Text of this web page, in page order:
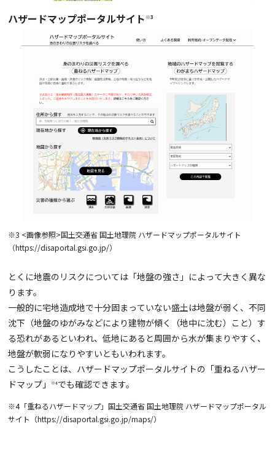
ハザードマップポータルサイト ※3
※3 <画像参照>国土交通省 国土地理院 ハザードマップポータルサイト
（https://disaportal.gsi.go.jp/）
とくに地震のリスクについては「地盤の強さ」によって大きく異な
ります。
一般的に宅地造成地で十分固まっていない盛土は地盤が弱く、不同
沈下（地盤のゆがみなどにより建物が傾く（地中に沈む）こと）す
る恐れがあるといわれ、低地にあると周囲から水が集まりやすく、
地盤が軟弱になりやすいともいわれます。
こうしたことは、ハザードマップポータルサイトの「重ねるハザー
ドマップ」
※4でも確認できます。
※4「重ねるハザードマップ」国土交通省 国土地理院 ハザードマップポータル
サイト（https://disaportal.gsi.go.jp/maps/）